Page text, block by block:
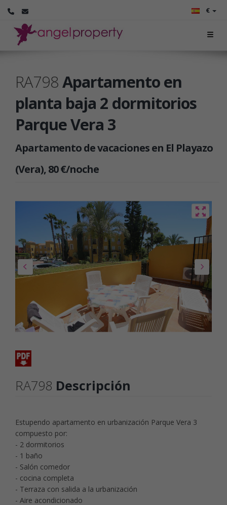
€
RA798Apartamento en
planta baja 2 dormitorios
Parque Vera 3
Apartamento de vacaciones en El Playazo
(Vera), 80 €/noche
RA798 Descripción
Estupendo apartamento en urbanización Parque Vera 3
compuesto por:
- 2 dormitorios
- 1 baño
- Salón comedor
- cocina completa
- Terraza con salida a la urbanización
- Aire acondicionado